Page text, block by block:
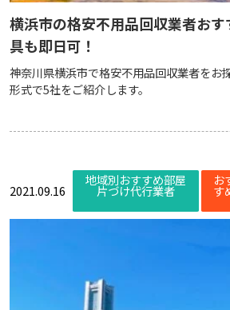
横浜市の格安不用品回収業者お
具も即日可！
神奈川県横浜市で格安不用品回収業者をお
形式で5社をご紹介します。
2021.09.16
地域別おすすめ部屋
片づけ代行業者
お
す